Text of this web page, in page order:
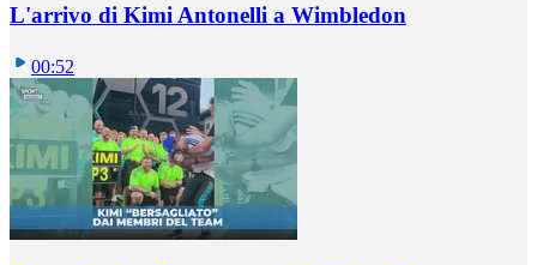
L'arrivo di Kimi Antonelli a Wimbledon
00:52